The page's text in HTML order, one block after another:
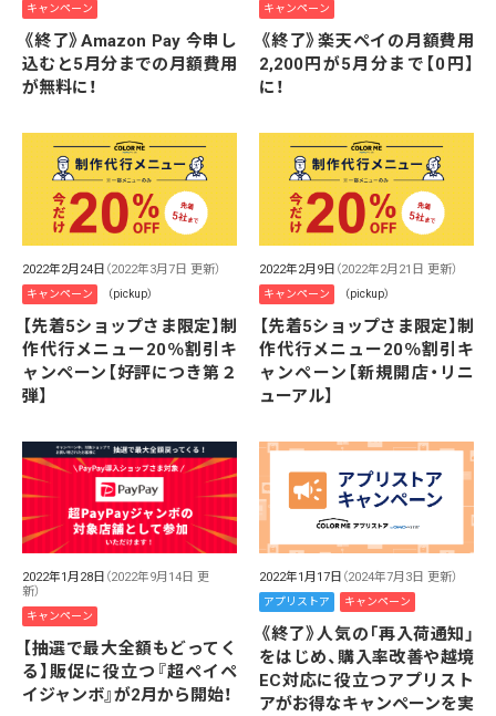
キャンペーン
《終了》Amazon Pay 今申し
込むと5月分までの月額費用
が無料に！
キャンペーン
《終了》楽天ペイの月額費用
2,200円が5月分まで【0円】
に！
2022年2月24日 （2022年3月7日 更新）
キャンペーン （pickup）
【先着5ショップさま限定】制
作代行メニュー20％割引キ
ャンペーン【好評につき第２
弾】
2022年2月9日 （2022年2月21日 更新）
キャンペーン （pickup）
【先着5ショップさま限定】制
作代行メニュー20％割引キ
ャンペーン【新規開店・リニ
ューアル】
2022年1月28日 （2022年9月14日 更
新）
キャンペーン
【抽選で最大全額もどってく
る】販促に役立つ『超ペイペ
イジャンボ』が2月から開始！
2022年1月17日 （2024年7月3日 更新）
アプリストア キャンペーン
《終了》人気の「再入荷通知」
をはじめ、購入率改善や越境
EC対応に役立つアプリスト
アがお得なキャンペーンを実